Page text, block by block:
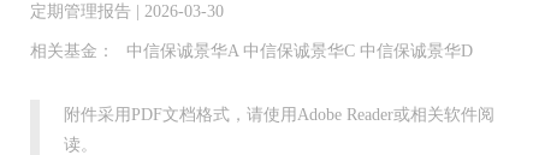
定期管理报告 | 2026-03-30
相关基金： 中信保诚景华A 中信保诚景华C 中信保诚景华D
附件采用PDF文档格式，请使用Adobe Reader或相关软件阅
读。